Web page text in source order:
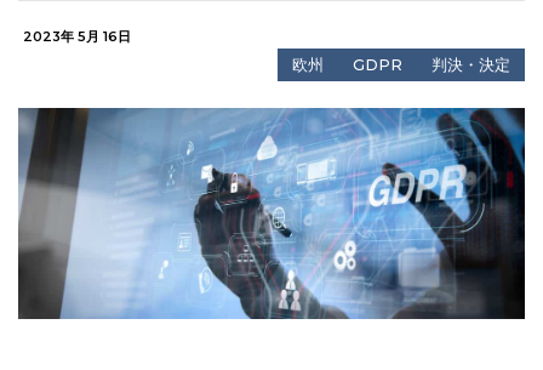
2023年 5月 16日
欧州 GDPR 判決・決定